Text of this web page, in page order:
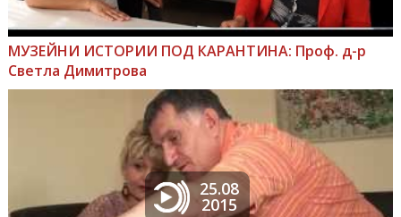
МУЗЕЙНИ ИСТОРИИ ПОД КАРАНТИНА: Проф. д-р
Светла Димитрова
25.08
2015